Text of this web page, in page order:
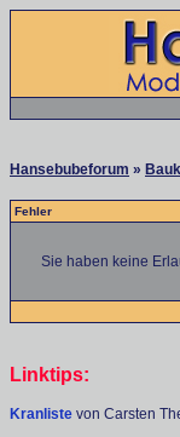
Hansebubeforum »
Fehler
Sie haben keine
Linktips:
Kranliste von Carsten